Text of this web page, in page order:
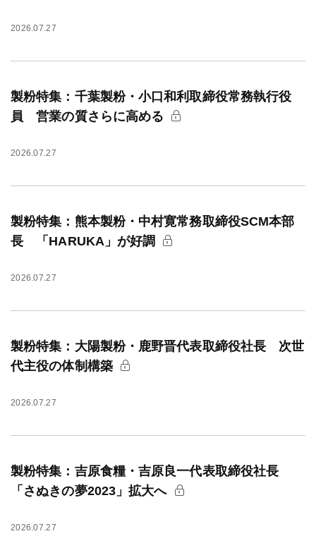
2026.07.27
製粉特集：千葉製粉・小口和利取締役常務執行役
員 営業の質さらに高める
2026.07.27
製粉特集：熊本製粉・中村寛常務取締役SCM本部
長 「HARUKA」が好調
2026.07.27
製粉特集：大陽製粉・鹿野晋代表取締役社長 次世
代主役の体制構築
2026.07.27
製粉特集：吉原食糧・吉原良一代表取締役社長
「さぬきの夢2023」拡大へ
2026.07.27